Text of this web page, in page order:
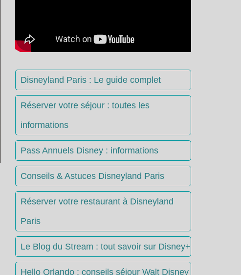
Disneyland Paris : Le guide complet
Réserver votre séjour : toutes les
informations
Pass Annuels Disney : informations
Conseils & Astuces Disneyland Paris
Réserver votre restaurant à Disneyland
Paris
Le Blog du Stream : tout savoir sur Disney+
Hello Orlando : conseils séjour Walt Disney